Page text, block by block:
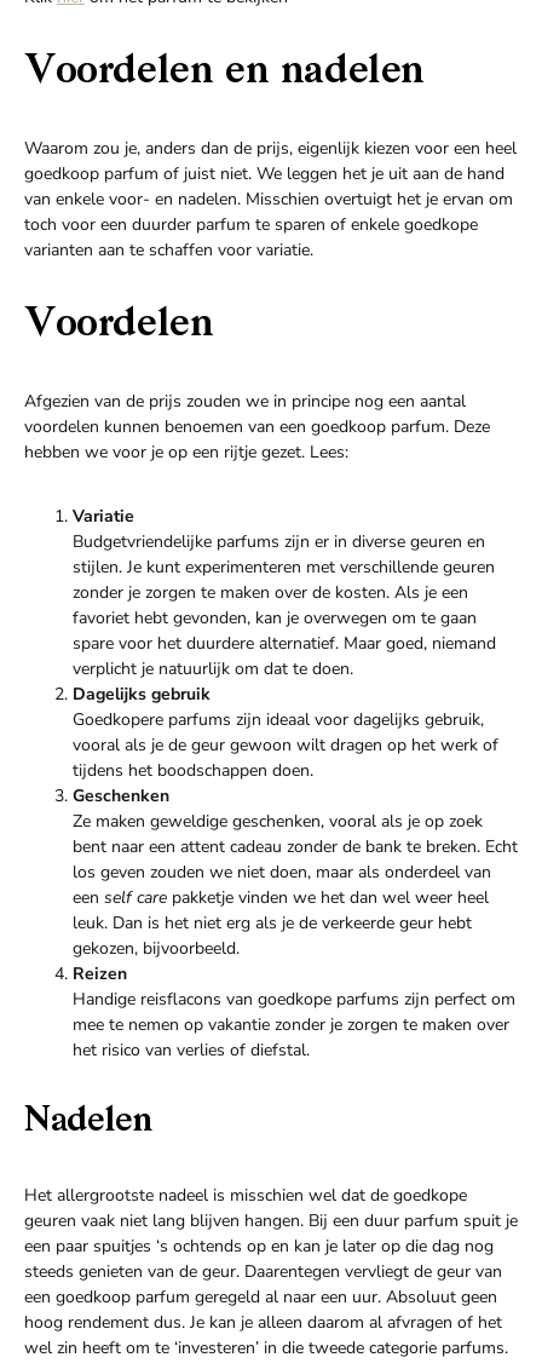
Voordelen en nadelen
Waarom zou je, anders dan de prijs, eigenlijk kiezen voor een heel
goedkoop parfum of juist niet. We leggen het je uit aan de hand
van enkele voor- en nadelen. Misschien overtuigt het je ervan om
toch voor een duurder parfum te sparen of enkele goedkope
varianten aan te schaffen voor variatie.
Voordelen
Afgezien van de prijs zouden we in principe nog een aantal
voordelen kunnen benoemen van een goedkoop parfum. Deze
hebben we voor je op een rijtje gezet. Lees:
Variatie
Budgetvriendelijke parfums zijn er in diverse geuren en
stijlen. Je kunt experimenteren met verschillende geuren
zonder je zorgen te maken over de kosten. Als je een
favoriet hebt gevonden, kan je overwegen om te gaan
spare voor het duurdere alternatief. Maar goed, niemand
verplicht je natuurlijk om dat te doen.
Dagelijks gebruik
Goedkopere parfums zijn ideaal voor dagelijks gebruik,
vooral als je de geur gewoon wilt dragen op het werk of
tijdens het boodschappen doen.
Geschenken
Ze maken geweldige geschenken, vooral als je op zoek
bent naar een attent cadeau zonder de bank te breken. Echt
los geven zouden we niet doen, maar als onderdeel van
een self care pakketje vinden we het dan wel weer heel
leuk. Dan is het niet erg als je de verkeerde geur hebt
gekozen, bijvoorbeeld.
Reizen
Handige reisflacons van goedkope parfums zijn perfect om
mee te nemen op vakantie zonder je zorgen te maken over
het risico van verlies of diefstal.
Nadelen
Het allergrootste nadeel is misschien wel dat de goedkope
geuren vaak niet lang blijven hangen. Bij een duur parfum spuit je
een paar spuitjes ‘s ochtends op en kan je later op die dag nog
steeds genieten van de geur. Daarentegen vervliegt de geur van
een goedkoop parfum geregeld al naar een uur. Absoluut geen
hoog rendement dus. Je kan je alleen daarom al afvragen of het
wel zin heeft om te ‘investeren’ in die tweede categorie parfums.